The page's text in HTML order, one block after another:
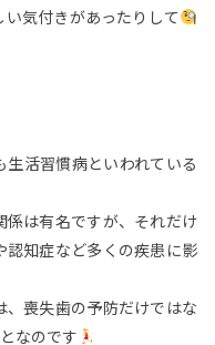
い気付きがあったりして
生活習慣病といわれている
係は有名ですが、それだけ
認知症など多くの疾患に影
喪失歯の予防だけではな
なのです